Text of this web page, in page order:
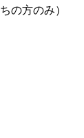
の方のみ）